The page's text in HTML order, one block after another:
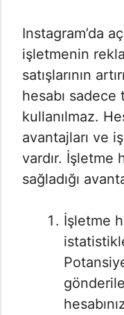
Instagram’da
işletmenin
satışlarının
hesabı sadece
kullanılmaz.
avantajları ve
vardır. İşletme
sağladığı
İşletme